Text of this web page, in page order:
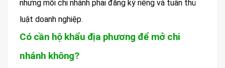
nhưng mỗi chi nhánh phải đăng ký riêng và tuân thủ
luật doanh nghiệp.
Có cần hộ khẩu địa phương để mở chi
nhánh không?